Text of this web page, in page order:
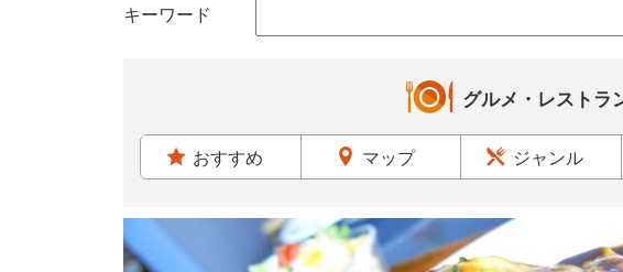
キーワード
グルメ・レストラ
おすすめ マップ ジャンル